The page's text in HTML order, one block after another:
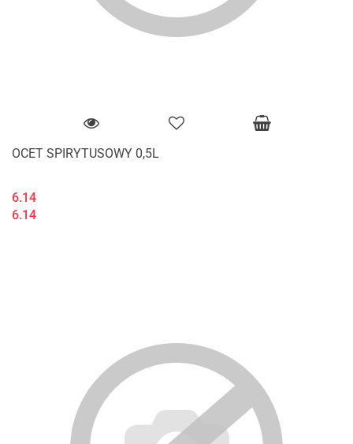
OCET SPIRYTUSOWY 0,5L
6.14
6.14